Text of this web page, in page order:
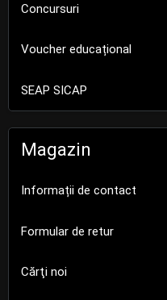
Concursuri
Voucher educațional
SEAP SICAP
Magazin
Informații de contact
Formular de retur
Cărţi noi